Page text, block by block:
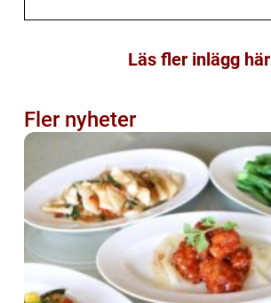
Läs fler inlägg här
Fler nyheter